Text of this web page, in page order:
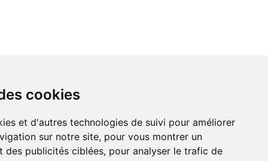
cookies
et d'autres technologies de suivi pour améliorer
sur notre site, pour vous montrer un
des publicités ciblées, pour analyser le trafic de